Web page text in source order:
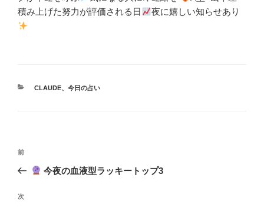
積み上げた努力が評価される日
夜に嬉しい知らせあり
カ
CLAUDE、 今日の占い
投
ビ
前
の
稿
前
今夜の血液型ラッキートップ3
次
次